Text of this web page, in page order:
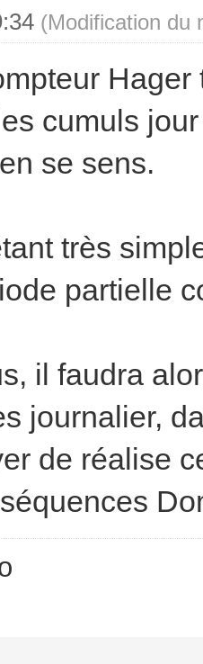
(Modification du
cumuls
se sens.
très
partielle
il faudra
journalier,
de réalise